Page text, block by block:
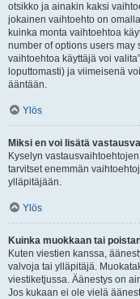
otsikko ja ainakin kaksi
jokainen vaihtoehto on
kuinka monta vaihtoehtoa
number of options users may
vaihtoehtoa käyttäjä voi
loputtomasti) ja viimeisenä
ääntään.
Ylös
Miksi en voi lisätä
Kyselyn
tarvitset enemmän
ylläpitäjään.
Ylös
Kuinka muokkaan tai
Kuten viestien kanssa,
valvoja tai ylläpitäjä.
viestiketjussa. Äänestys on
Jos kukaan ei ole vielä